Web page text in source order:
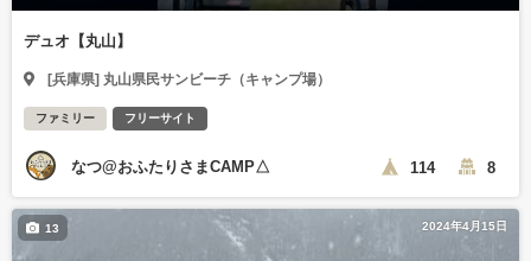
デュオ【丸山】
[兵庫県] 丸山県民サンビーチ（キャンプ場）
ファミリー フリーサイト
なつ@おふたりさまCAMP△ 114 8
2024年4月15日
13